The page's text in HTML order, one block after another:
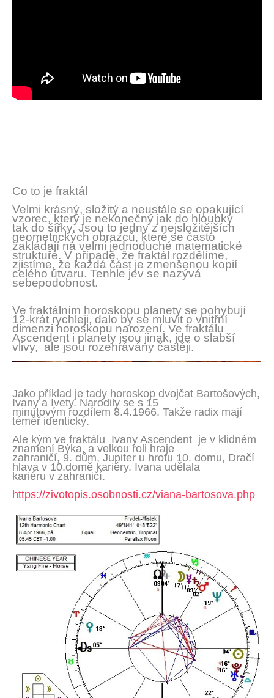
Co to je fraktál
Velmi krásný, složitý a neustále se opakující
vzorec, který je nekonečný jak do hloubky
tak do šířky. Jsou to jedny z nejsložitějších
geometrických obrazců, které se často
zakládají na velmi jednoduché matematické
struktuře. V případě, že fraktál rozdělíme,
zjistíme, že každá část je zmenšenou kopií
celého útvaru. Tenhle jev se nazývá
sebepodobnost.
Ve fraktálním horoskopu planety se pohybují
12-krát rychleji, dalo by se mluvit o vnitřní
dimenzi horoskopu narození. Ve fraktálu
Ascendent i planety jsou jinak, jde o slabší
vlivy, ale jsou rozehrávány častěji.
Jako příklad je tady horoskop dvojčat Bartošových,
Ivany a Ivety. Narodily se s 15
minutovým rozdílem 8.4.1966. Takže radix mají
téměř identický.
Ale kým ve fraktálu Ivany Ascendent je v klidném
znamení Býka, a velkou roli hraje
zahraničí, 9. dům, Jupiter u hrotu 10. domu, Dračí
hlava v 10.domě kariéry. Ivana udělala
kariéru v zahraničí.
https://zivotopis.osobnosti.cz/viana-bartosova.php